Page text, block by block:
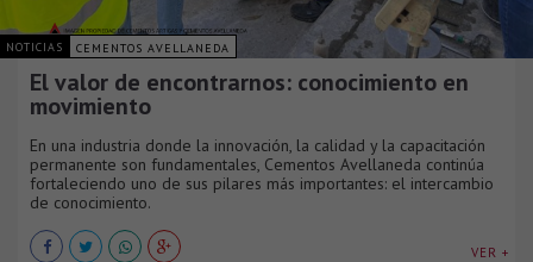
NOTICIAS CEMENTOS AVELLANEDA
El valor de encontrarnos: conocimiento en
movimiento
En una industria donde la innovación, la calidad y la capacitación
permanente son fundamentales, Cementos Avellaneda continúa
fortaleciendo uno de sus pilares más importantes: el intercambio
de conocimiento.
VER +